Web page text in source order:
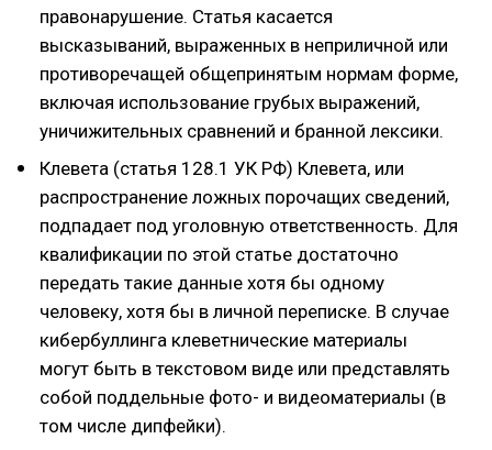
правонарушение. Статья касается
высказываний, выраженных в неприличной или
противоречащей общепринятым нормам форме,
включая использование грубых выражений,
уничижительных сравнений и бранной лексики.
Клевета (статья 128.1 УК РФ) Клевета, или
распространение ложных порочащих сведений,
подпадает под уголовную ответственность. Для
квалификации по этой статье достаточно
передать такие данные хотя бы одному
человеку, хотя бы в личной переписке. В случае
кибербуллинга клеветнические материалы
могут быть в текстовом виде или представлять
собой поддельные фото- и видеоматериалы (в
том числе дипфейки).